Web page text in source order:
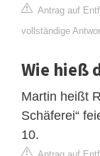
Antrag auf
vollständige
Wie hieß
Martin heißt
Schäferei“
10.